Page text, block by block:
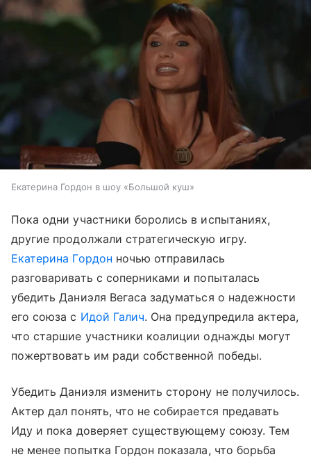
Екатерина Гордон в шоу «Большой куш»
Пока одни участники боролись в испытаниях,
другие продолжали стратегическую игру.
Екатерина Гордон ночью отправилась
разговаривать с соперниками и попыталась
убедить Даниэля Вегаса задуматься о надежности
его союза с Идой Галич. Она предупредила актера,
что старшие участники коалиции однажды могут
пожертвовать им ради собственной победы.
Убедить Даниэля изменить сторону не получилось.
Актер дал понять, что не собирается предавать
Иду и пока доверяет существующему союзу. Тем
не менее попытка Гордон показала, что борьба